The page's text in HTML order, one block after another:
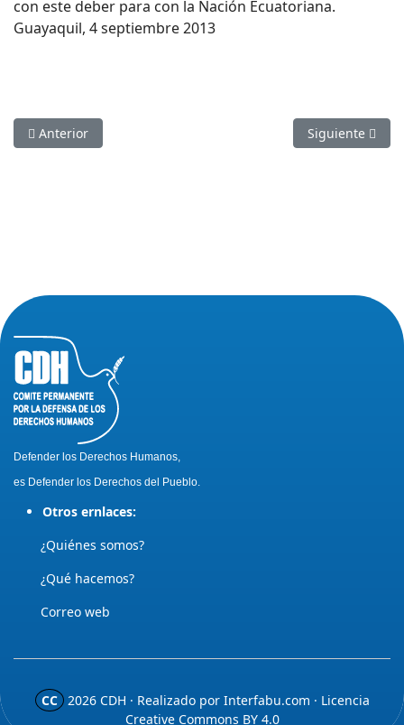
con este deber para con la Nación Ecuatoriana.
Guayaquil, 4 septiembre 2013
Artículo anterior: Hallazgos y recomendaciones
Anterior Artículo
Siguiente
Defender los Derechos Humanos,
es Defender los Derechos del Pueblo.
Otros ernlaces:
¿Quiénes somos?
¿Qué hacemos?
Correo web
CC 2026CDH · Realizado por Interfabu.com · Licencia
Creative Commons BY 4.0